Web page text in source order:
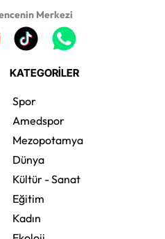
Merkezi
KATEGORİLER
Spor
Amedspor
Mezopotamya
Dünya
Kültür - Sanat
Eğitim
Kadın